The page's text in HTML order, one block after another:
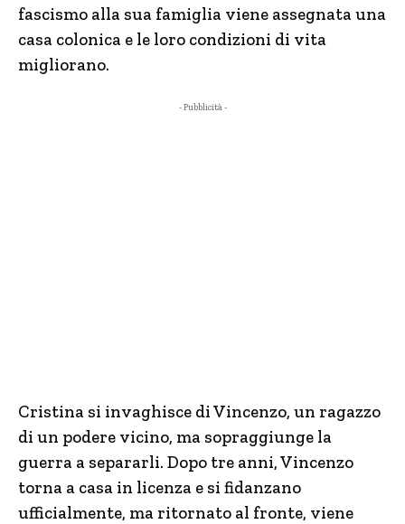
fascismo alla sua famiglia viene assegnata una
casa colonica e le loro condizioni di vita
migliorano.
- Pubblicità -
Cristina si invaghisce di Vincenzo, un ragazzo
di un podere vicino, ma sopraggiunge la
guerra a separarli. Dopo tre anni, Vincenzo
torna a casa in licenza e si fidanzano
ufficialmente, ma ritornato al fronte, viene